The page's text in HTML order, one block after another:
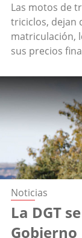
Las motos de
triciclos, dejan
matriculación,
sus precios
Noticias
La DGT
Gobierno